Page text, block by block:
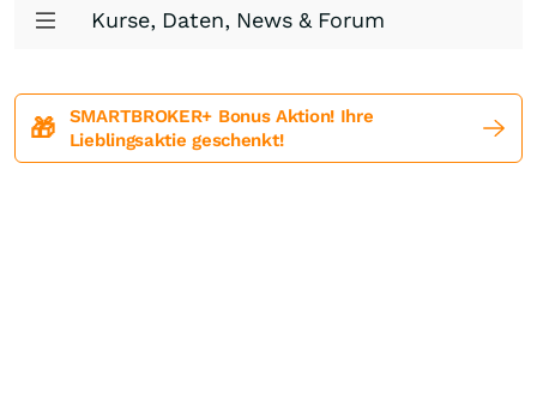
Kurse, Daten, News & Forum
🎁
SMARTBROKER+ Bonus Aktion! Ihre
Lieblingsaktie geschenkt!